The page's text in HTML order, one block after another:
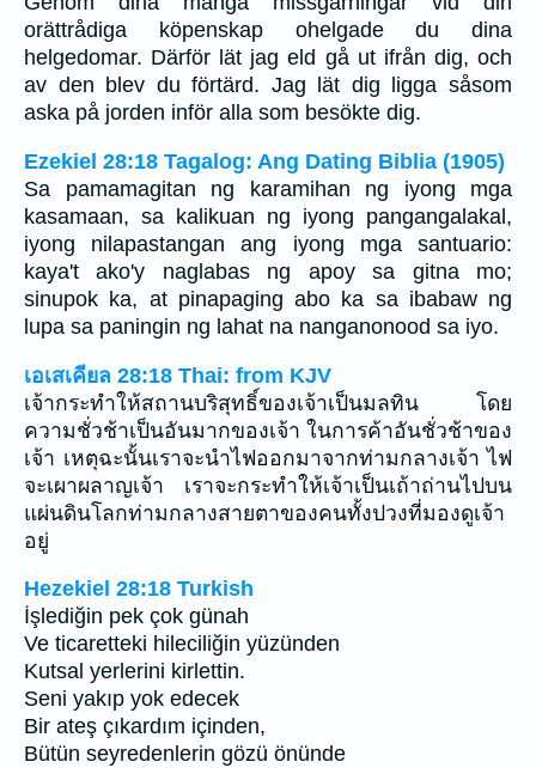
orättrådiga köpenskap ohelgade du dina
helgedomar. Därför lät jag eld gå ut ifrån dig, och
av den blev du förtärd. Jag lät dig ligga såsom
aska på jorden inför alla som besökte dig.
Ezekiel 28:18 Tagalog: Ang Dating Biblia (1905)
Sa pamamagitan ng karamihan ng iyong mga
kasamaan, sa kalikuan ng iyong pangangalakal,
iyong nilapastangan ang iyong mga santuario:
kaya't ako'y naglabas ng apoy sa gitna mo;
sinupok ka, at pinapaging abo ka sa ibabaw ng
lupa sa paningin ng lahat na nanganonood sa iyo.
เอเสเคียล 28:18 Thai: from KJV
เจ้ากระทำให้สถานบริสุทธิ์ของเจ้าเป็นมลทิน โดย
ความชั่วช้าเป็นอันมากของเจ้า ในการค้าอันชั่วช้าของ
เจ้า เหตุฉะนั้นเราจะนำไฟออกมาจากท่ามกลางเจ้า ไฟ
จะเผาผลาญเจ้า เราจะกระทำให้เจ้าเป็นเถ้าถ่านไปบน
แผ่นดินโลกท่ามกลางสายตาของคนทั้งปวงที่มองดูเจ้า
อยู่
Hezekiel 28:18 Turkish
İşlediğin pek çok günah
Ve ticaretteki hileciliğin yüzünden
Kutsal yerlerini kirlettin.
Seni yakıp yok edecek
Bir ateş çıkardım içinden,
Bütün seyredenlerin gözü önünde